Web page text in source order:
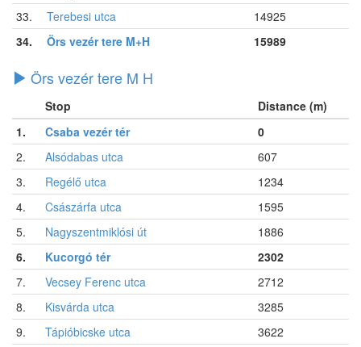
33.
Terebesi utca
14925
34.
Örs vezér tere M+H 15989
Örs vezér tere M H
Stop
Distance (m)
1.
Csaba vezér tér
0
2.
Alsódabas utca
607
3.
Regélő utca
1234
4.
Császárfa utca
1595
5.
Nagyszentmiklósi út
1886
6.
Kucorgó tér
2302
7.
Vecsey Ferenc utca
2712
8.
Kisvárda utca
3285
9.
Tápióbicske utca
3622